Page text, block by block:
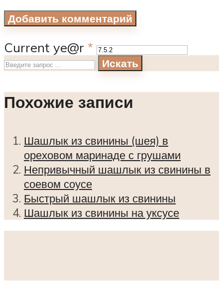
Current ye@r *
Искать
Похожие записи
Шашлык из свинины (шея) в
ореховом маринаде с грушами
Непривычный шашлык из свинины в
соевом соусе
Быстрый шашлык из свинины
Шашлык из свинины на уксусе